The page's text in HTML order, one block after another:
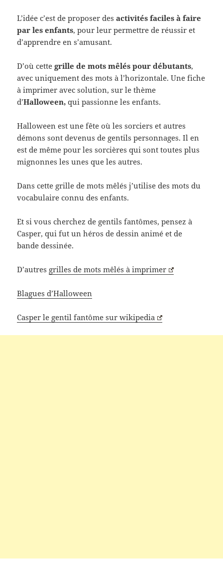
L’idée c’est de proposer desactivités faciles à faire
par les enfants, pour leur permettre de réussir et
d’apprendre en s’amusant.
D’où cettegrille de mots mêlés pour débutants,
avec uniquement des mots à l’horizontale. Une fiche
à imprimer avec solution, sur le thème
d’Halloween, qui passionne les enfants.
Halloween est une fête où les sorciers et autres
démons sont devenus de gentils personnages. Il en
est de même pour les sorcières qui sont toutes plus
mignonnes les unes que les autres.
Dans cette grille de mots mêlés j’utilise des mots du
vocabulaire connu des enfants.
Et si vous cherchez de gentils fantômes, pensez à
Casper, qui fut un héros de dessin animé et de
bande dessinée.
D’autres grilles de mots mêlés à imprimer
Blagues d’Halloween
Casper le gentil fantôme sur wikipedia